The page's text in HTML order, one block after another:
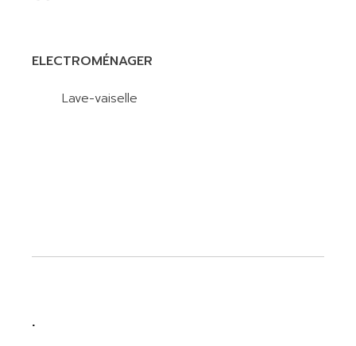
ELECTROMÉNAGER
Lave-vaiselle
.